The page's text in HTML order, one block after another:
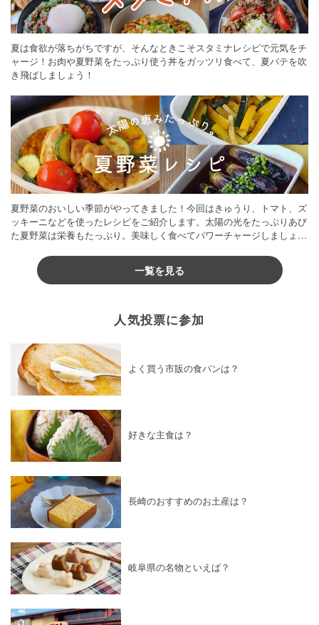
夏は食欲が落ちがちですが、そんなときこそスタミナレシピで元気をチ
ャージ！お肉や夏野菜をたっぷり使う丼をガッツリ食べて、夏バテを吹
き飛ばしましょう！
夏野菜のおいしい季節がやってきました！今回はきゅうり、トマト、ズ
ッキーニなどを使ったレシピをご紹介します。太陽の光をたっぷりあび
た夏野菜は栄養もたっぷり。美味しく食べてパワーチャージしましょう
一覧を見る
人気投票に参加
よく買う市販の食パンは？
好きな主食は？
長崎のおすすめのお土産は？
岐阜県の名物といえば？